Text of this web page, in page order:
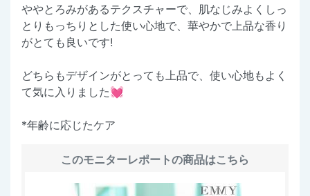
ややとろみがあるテクスチャーで、肌なじみよくしっ
とりもっちりとした使い心地で、華やかで上品な香り
がとても良いです!
どちらもデザインがとっても上品で、使い心地もよく
て気に入りました💓
*年齢に応じたケア
このモニターレポートの商品はこちら